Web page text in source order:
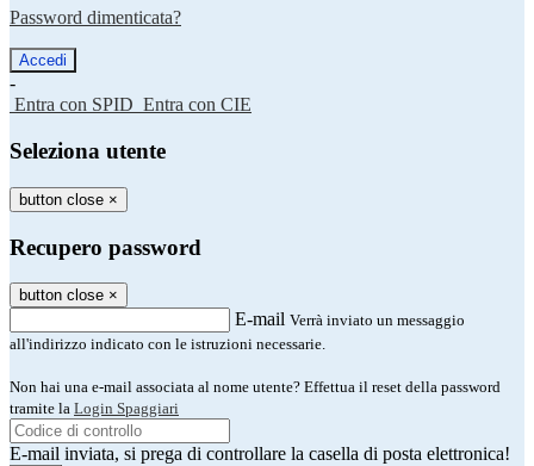
Password dimenticata?
-
Entra con SPID Entra con CIE
Seleziona utente
button close ×
Recupero password
button close ×
E-mail Verrà inviato un messaggio
all'indirizzo indicato con le istruzioni necessarie.
Non hai una e-mail associata al nome utente? Effettua il reset della password
tramite la Login Spaggiari
E-mail inviata, si prega di controllare la casella di posta elettronica!